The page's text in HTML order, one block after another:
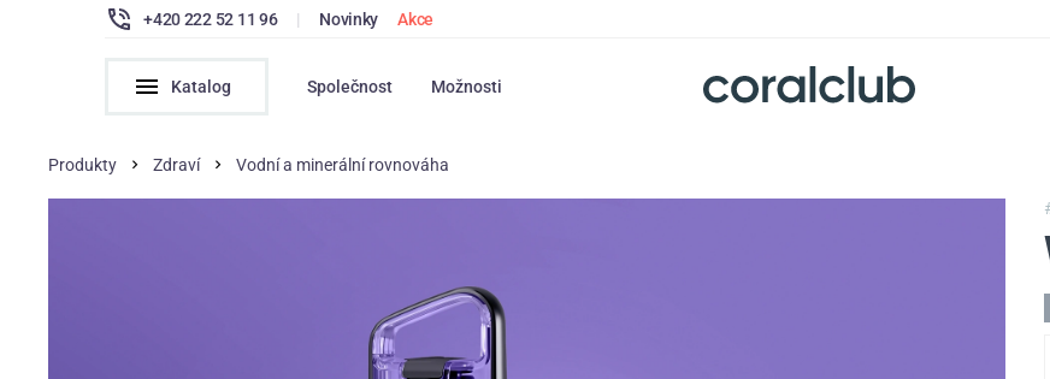
+420 222 52 11 96 | Novinky Akce
Katalog Společnost Možnosti
Produkty Zdraví Vodní a minerální rovnováha